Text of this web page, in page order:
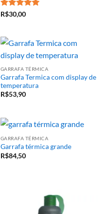
Avaliação
R$30,00
GARRAFA TÉRMICA
Garrafa Termica com display de
temperatura
R$53,90
GARRAFA TÉRMICA
Garrafa térmica grande
R$84,50